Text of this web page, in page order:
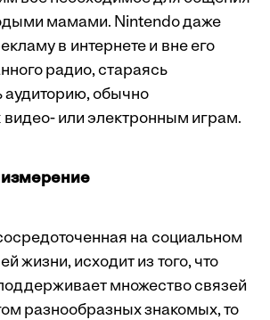
мамами. Nintendo даже
в интернете и вне его
радио, стараясь
аудиторию, обычно
или электронным играм.
на социальном
жизни, исходит из того, что
множество связей
разнообразных знакомых, то